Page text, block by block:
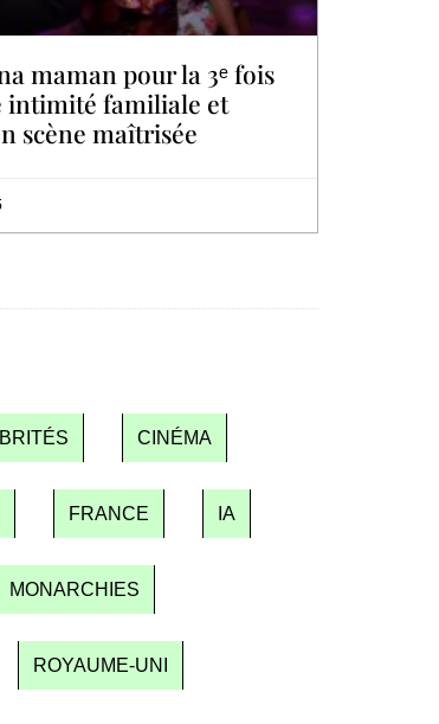
maman pour la 3ᵉ fois
intimité familiale et
scène maîtrisée
CINÉMA
FRANCE IA
MONARCHIES
ROYAUME-UNI